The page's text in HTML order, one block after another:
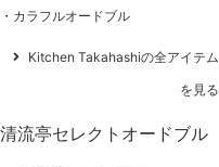
カラフルオードブル
Kitchen Takahashiの全アイテム
を見る
清流亭セレクトオードブル